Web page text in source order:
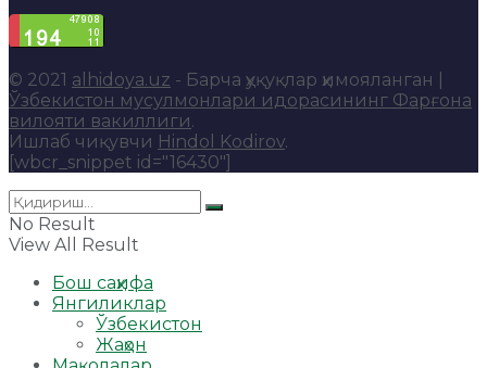
© 2021 alhidoya.uz - Барча ҳуқуқлар ҳимояланган |
Ўзбекистон мусулмонлари идорасининг Фарғона
вилояти вакиллиги.
Ишлаб чиқувчи Hindol Kodirov.
[wbcr_snippet id="16430"]
No Result
View All Result
Бош саҳифа
Янгиликлар
Ўзбекистон
Жаҳон